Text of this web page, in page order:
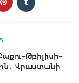
Թբիլիսի-
Վրաստանի